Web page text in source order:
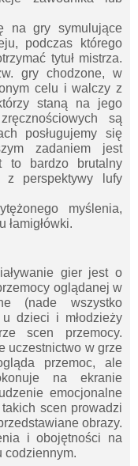
na gry symulujące
podczas którego
tytuł mistrza.
gry chodzone, w
celu i walczy z
staną na jego
są
posługujemy się
zadaniem jest
to bardzo brutalny
perspektywy lufy
myślenia,
gier jest o
oglądanej w
(nade wszystko
dzieci i młodzieży
scen przemocy.
uczestnictwo w grze
przemoc, ale
na ekranie
emocjonalne
scen prowadzi
obrazy.
i obojętności na
codziennym.